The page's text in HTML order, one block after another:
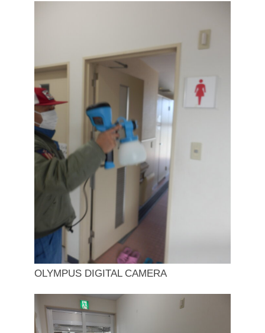
OLYMPUS DIGITAL CAMERA